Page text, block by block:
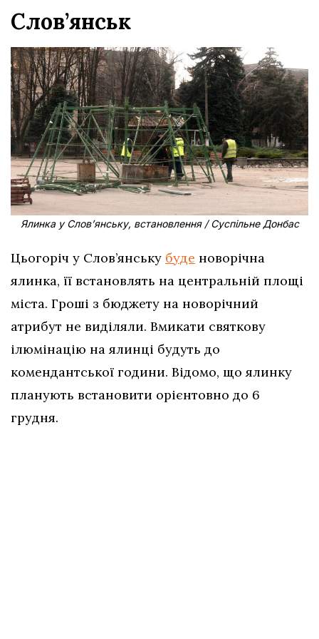
Слов’янськ
Ялинка у Слов’янську, встановлення / Суспільне Донбас
Цьогоріч у Слов’янську буде новорічна
ялинка, її встановлять на центральній площі
міста. Гроші з бюджету на новорічний
атрибут не виділяли. Вмикати святкову
ілюмінацію на ялинці будуть до
комендантської години. Відомо, що ялинку
планують встановити орієнтовно до 6
грудня.